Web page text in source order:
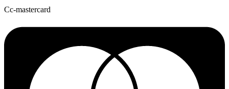
Cc-mastercard